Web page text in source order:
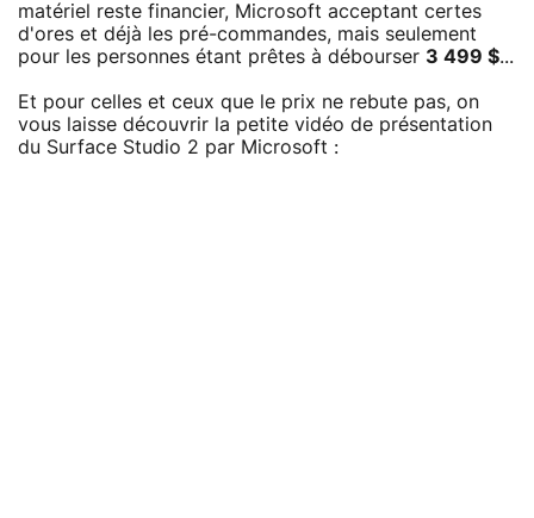
matériel reste financier, Microsoft acceptant certes
d'ores et déjà les pré-commandes, mais seulement
pour les personnes étant prêtes à débourser 3 499 $...
Et pour celles et ceux que le prix ne rebute pas, on
vous laisse découvrir la petite vidéo de présentation
du Surface Studio 2 par Microsoft :